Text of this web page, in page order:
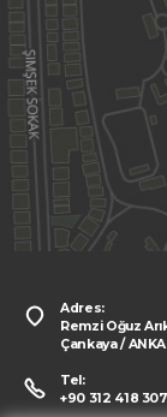
Adres:
Remzi Oğuz
Çankaya /
Tel:
+90 312 418